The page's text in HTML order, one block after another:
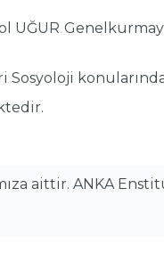
Genelkurmay
aittir. ANKA